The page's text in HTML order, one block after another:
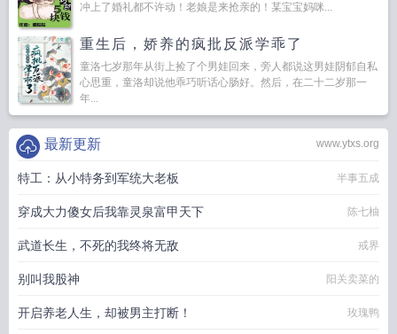
冲上了婚礼都不许动！老娘是来抢亲的！某宝宝妈咪...
重生后，娇养的疯批反派学乖了
童洛七岁那年从街上捡了个男娃回来，旁人都说这男娃阴郁自私
心思重，童洛却说他乖巧听话心肠好。然后，在二十二岁那一
年...
www.ytxs.org
最新更新
特工：从小特务到军统大老板 半事五成
穿成大力傻女后我靠灵泉富甲天下 陈七柚
武道长生，不死的我终将无敌 戒界
别叫我股神 阳关卖菜的
开启养老人生，却被男主打断！ 玫瑰鸭